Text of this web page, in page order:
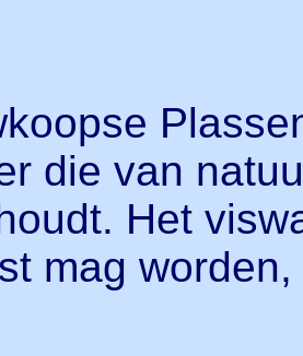
die van
Het
mag